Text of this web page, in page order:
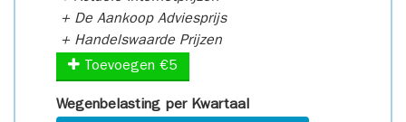
+ De Aankoop Adviesprijs
+ Handelswaarde Prijzen
Toevoegen €5
Wegenbelasting per Kwartaal